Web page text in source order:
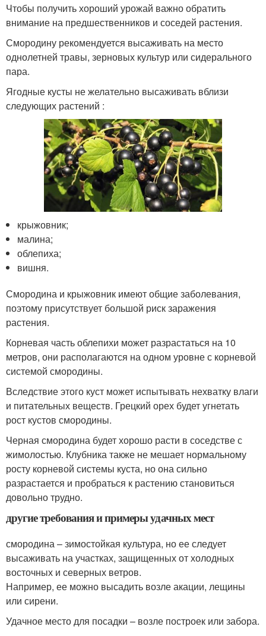
Чтобы получить хороший урожай важно обратить
внимание на предшественников и соседей растения.
Смородину рекомендуется высаживать на место
однолетней травы, зерновых культур или сидерального
пара.
Ягодные кусты не желательно высаживать вблизи
следующих растений :
крыжовник;
малина;
облепиха;
вишня.
Смородина и крыжовник имеют общие заболевания,
поэтому присутствует большой риск заражения
растения.
Корневая часть облепихи может разрастаться на 10
метров, они располагаются на одном уровне с корневой
системой смородины.
Вследствие этого куст может испытывать нехватку влаги
и питательных веществ. Грецкий орех будет угнетать
рост кустов смородины.
Черная смородина будет хорошо расти в соседстве с
жимолостью. Клубника также не мешает нормальному
росту корневой системы куста, но она сильно
разрастается и пробраться к растению становиться
довольно трудно.
другие требования и примеры удачных мест
смородина – зимостойкая культура, но ее следует
высаживать на участках, защищенных от холодных
восточных и северных ветров.
Например, ее можно высадить возле акации, лещины
или сирени.
Удачное место для посадки – возле построек или забора.